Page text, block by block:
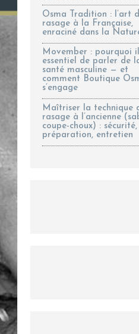
Osma Tradition : l’art
rasage à la Française,
enraciné dans la
Movember : pourquoi
essentiel de parler de
santé masculine — et
comment Boutique
s’engage
Maîtriser la technique
rasage à l’ancienne
coupe-choux) : sécurité,
préparation, entretien